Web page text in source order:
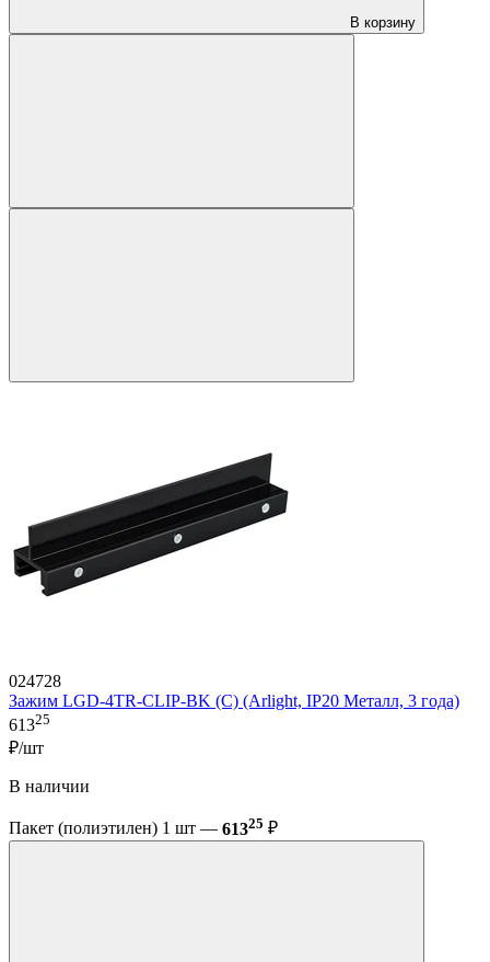
В корзину
024728
Зажим LGD-4TR-CLIP-BK (C) (Arlight, IP20 Металл, 3 года)
61325
₽/шт
В наличии
Пакет (полиэтилен) 1 шт — 61325 ₽